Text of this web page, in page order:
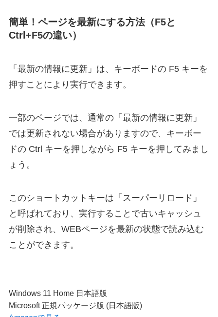
簡単！ページを最新にする方法（F5と
Ctrl+F5の違い）
「最新の情報に更新」は、キーボードの F5 キーを
押すことにより実行できます。
一部のページでは、通常の「最新の情報に更新」
では更新されない場合がありますので、キーボー
ドの Ctrl キーを押しながら F5 キーを押してみまし
ょう。
このショートカットキーは「スーパーリロード」
と呼ばれており、実行することで古いキャッシュ
が削除され、WEBページを最新の状態で読み込む
ことができます。
Windows 11 Home 日本語版
Microsoft 正規パッケージ版 (日本語版)